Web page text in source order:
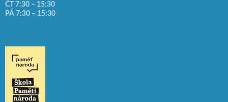
ČT 7:30 – 15:30
PÁ 7:30 – 15:30